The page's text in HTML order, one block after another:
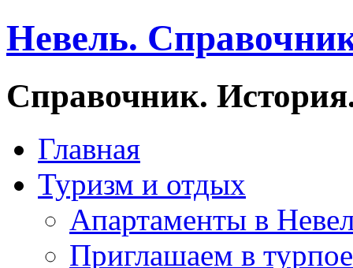
Невель.
Справочник.
Главная
Туризм и отдых
Апартаменты в
Приглашаем в